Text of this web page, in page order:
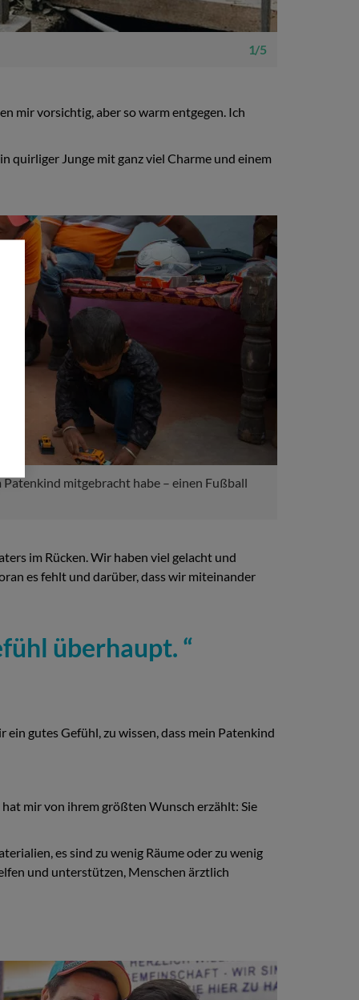
1 / 5
mir vorsichtig, aber so warm entgegen. Ich
quirliger Junge mit ganz viel Charme und einem
Patenkind mitgebracht habe – einen Fußball
im Rücken. Wir haben viel gelacht und
es fehlt und darüber, dass wir miteinander
überhaupt.
gutes Gefühl, zu wissen, dass mein Patenkind
mir von ihrem größten Wunsch erzählt: Sie
es sind zu wenig Räume oder zu wenig
und unterstützen, Menschen ärztlich